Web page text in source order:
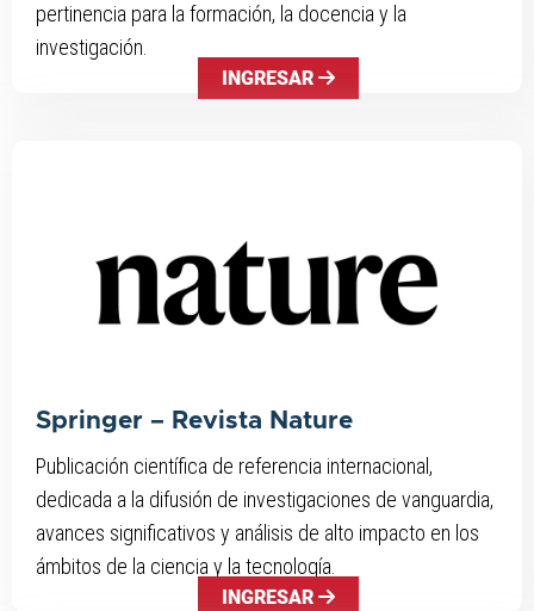
pertinencia para la formación, la docencia y la
investigación.
INGRESAR
Springer – Revista Nature
Publicación científica de referencia internacional,
dedicada a la difusión de investigaciones de vanguardia,
avances significativos y análisis de alto impacto en los
ámbitos de la ciencia y la tecnología.
INGRESAR